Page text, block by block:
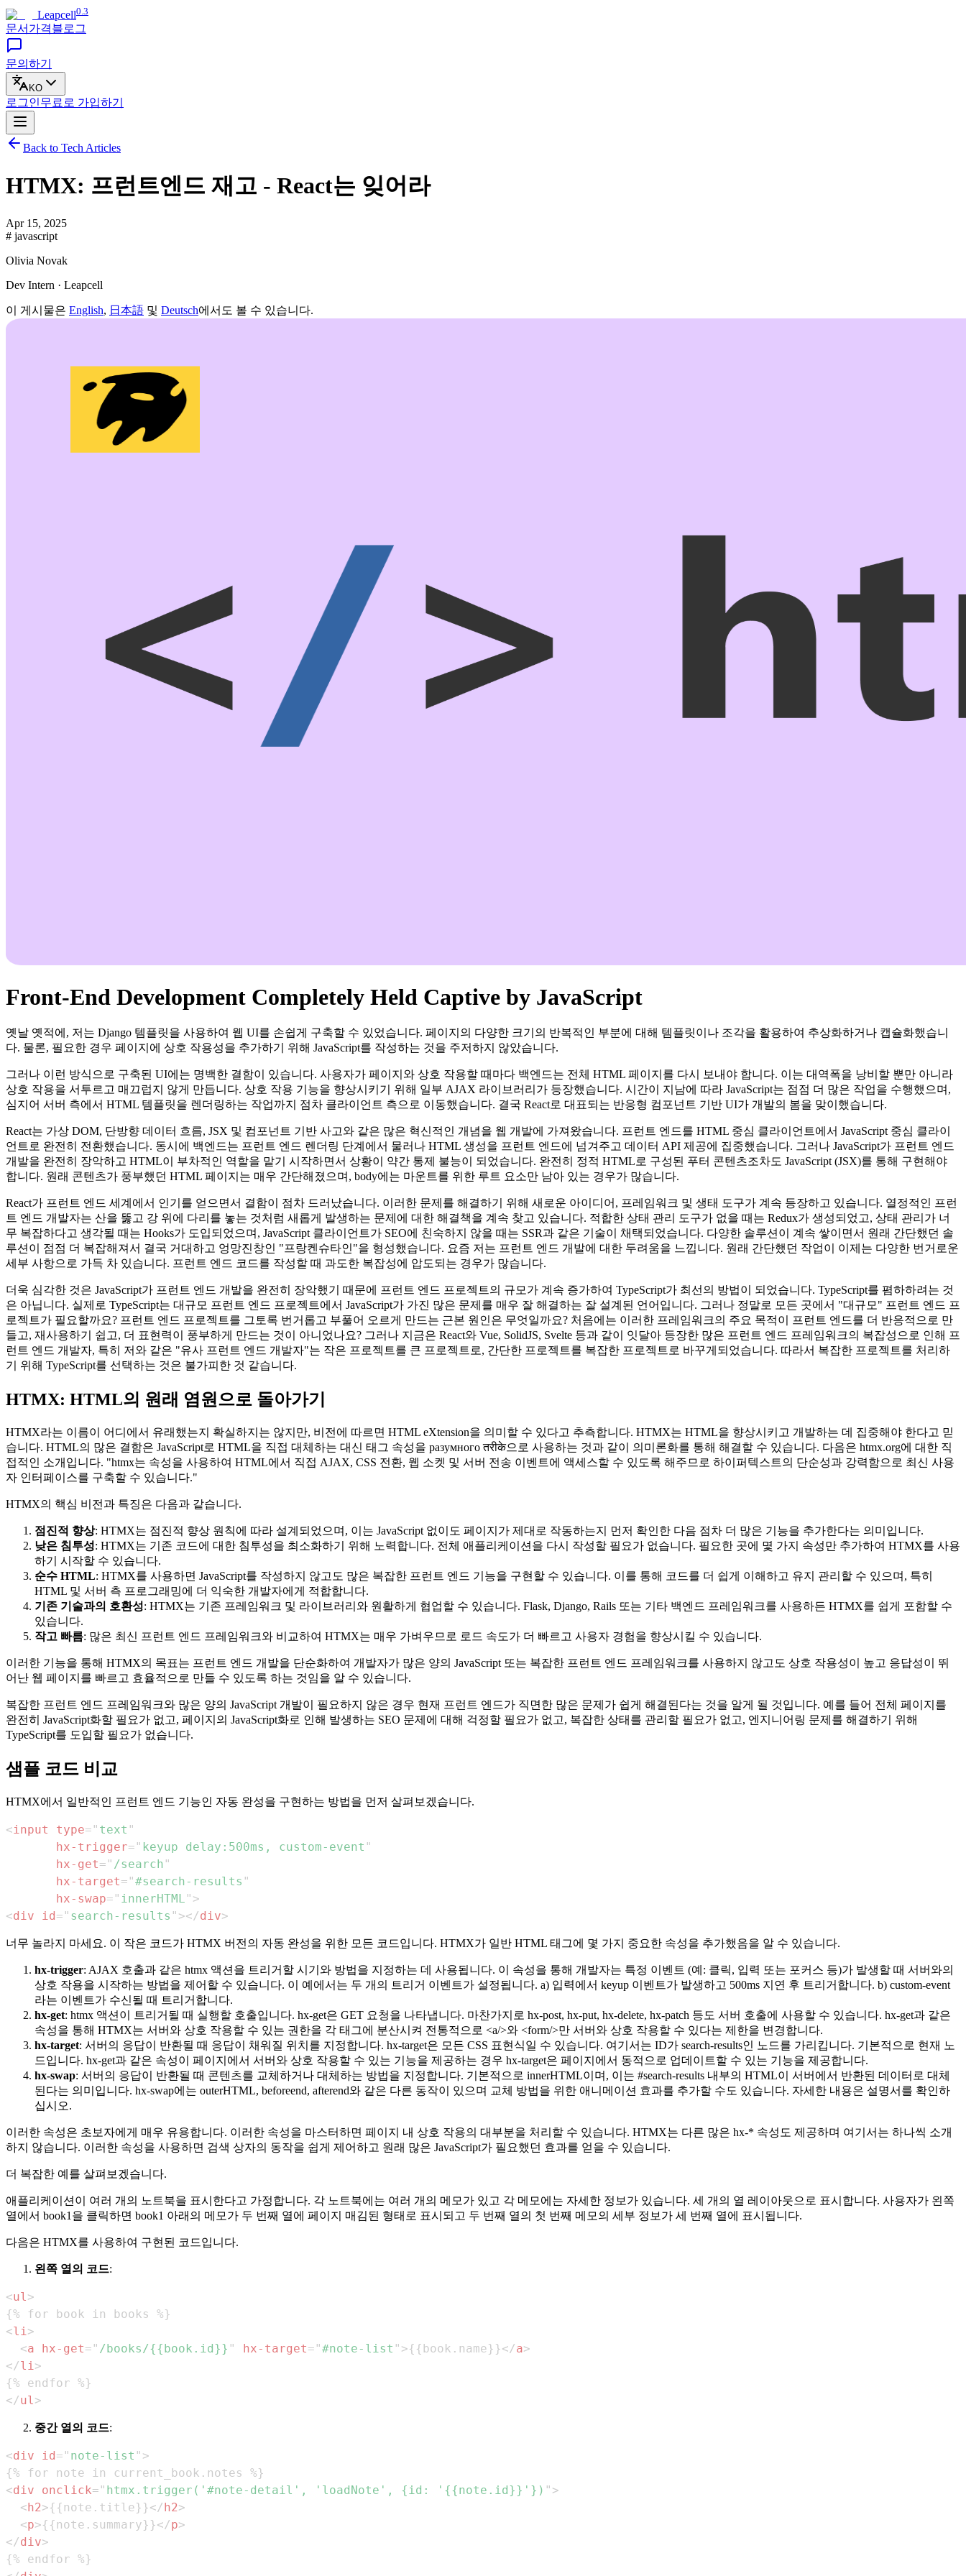
Leapcell0.3
문서 가격블로그
문의하기
KO
로그인무료로 가입하기
Back to Tech Articles
HTMX: 프런트엔드 재고 - React는 잊어라
Apr 15, 2025
# javascript
Olivia Novak
Dev Intern · Leapcell
이 게시물은 English, 日本語 및 Deutsch에서도 볼 수 있습니다.
Front-End Development Completely Held Captive by JavaScript
옛날 옛적에, 저는 Django 템플릿을 사용하여 웹 UI를 손쉽게 구축할 수 있었습니다. 페이지의 다양한 크기의 반복적인 부분에 대해 템플릿이나 조각을 활용하여 추상화하거나 캡슐화했습니
다. 물론, 필요한 경우 페이지에 상호 작용성을 추가하기 위해 JavaScript를 작성하는 것을 주저하지 않았습니다.
그러나 이런 방식으로 구축된 UI에는 명백한 결함이 있습니다. 사용자가 페이지와 상호 작용할 때마다 백엔드는 전체 HTML 페이지를 다시 보내야 합니다. 이는 대역폭을 낭비할 뿐만 아니라
상호 작용을 서투르고 매끄럽지 않게 만듭니다. 상호 작용 기능을 향상시키기 위해 일부 AJAX 라이브러리가 등장했습니다. 시간이 지남에 따라 JavaScript는 점점 더 많은 작업을 수행했으며,
심지어 서버 측에서 HTML 템플릿을 렌더링하는 작업까지 점차 클라이언트 측으로 이동했습니다. 결국 React로 대표되는 반응형 컴포넌트 기반 UI가 개발의 봄을 맞이했습니다.
React는 가상 DOM, 단방향 데이터 흐름, JSX 및 컴포넌트 기반 사고와 같은 많은 혁신적인 개념을 웹 개발에 가져왔습니다. 프런트 엔드를 HTML 중심 클라이언트에서 JavaScript 중심 클라이
언트로 완전히 전환했습니다. 동시에 백엔드는 프런트 엔드 렌더링 단계에서 물러나 HTML 생성을 프런트 엔드에 넘겨주고 데이터 API 제공에 집중했습니다. 그러나 JavaScript가 프런트 엔드
개발을 완전히 장악하고 HTML이 부차적인 역할을 맡기 시작하면서 상황이 약간 통제 불능이 되었습니다. 완전히 정적 HTML로 구성된 푸터 콘텐츠조차도 JavaScript (JSX)를 통해 구현해야
합니다. 원래 콘텐츠가 풍부했던 HTML 페이지는 매우 간단해졌으며, body에는 마운트를 위한 루트 요소만 남아 있는 경우가 많습니다.
React가 프런트 엔드 세계에서 인기를 얻으면서 결함이 점차 드러났습니다. 이러한 문제를 해결하기 위해 새로운 아이디어, 프레임워크 및 생태 도구가 계속 등장하고 있습니다. 열정적인 프런
트 엔드 개발자는 산을 뚫고 강 위에 다리를 놓는 것처럼 새롭게 발생하는 문제에 대한 해결책을 계속 찾고 있습니다. 적합한 상태 관리 도구가 없을 때는 Redux가 생성되었고, 상태 관리가 너
무 복잡하다고 생각될 때는 Hooks가 도입되었으며, JavaScript 클라이언트가 SEO에 친숙하지 않을 때는 SSR과 같은 기술이 채택되었습니다. 다양한 솔루션이 계속 쌓이면서 원래 간단했던 솔
루션이 점점 더 복잡해져서 결국 거대하고 엉망진창인 "프랑켄슈타인"을 형성했습니다. 요즘 저는 프런트 엔드 개발에 대한 두려움을 느낍니다. 원래 간단했던 작업이 이제는 다양한 번거로운
세부 사항으로 가득 차 있습니다. 프런트 엔드 코드를 작성할 때 과도한 복잡성에 압도되는 경우가 많습니다.
더욱 심각한 것은 JavaScript가 프런트 엔드 개발을 완전히 장악했기 때문에 프런트 엔드 프로젝트의 규모가 계속 증가하여 TypeScript가 최선의 방법이 되었습니다. TypeScript를 폄하하려는 것
은 아닙니다. 실제로 TypeScript는 대규모 프런트 엔드 프로젝트에서 JavaScript가 가진 많은 문제를 매우 잘 해결하는 잘 설계된 언어입니다. 그러나 정말로 모든 곳에서 "대규모" 프런트 엔드 프
로젝트가 필요할까요? 프런트 엔드 프로젝트를 그토록 번거롭고 부풀어 오르게 만드는 근본 원인은 무엇일까요? 처음에는 이러한 프레임워크의 주요 목적이 프런트 엔드를 더 반응적으로 만
들고, 재사용하기 쉽고, 더 표현력이 풍부하게 만드는 것이 아니었나요? 그러나 지금은 React와 Vue, SolidJS, Svelte 등과 같이 잇달아 등장한 많은 프런트 엔드 프레임워크의 복잡성으로 인해 프
런트 엔드 개발자, 특히 저와 같은 "유사 프런트 엔드 개발자"는 작은 프로젝트를 큰 프로젝트로, 간단한 프로젝트를 복잡한 프로젝트로 바꾸게되었습니다. 따라서 복잡한 프로젝트를 처리하
기 위해 TypeScript를 선택하는 것은 불가피한 것 같습니다.
HTMX: HTML의 원래 염원으로 돌아가기
HTMX라는 이름이 어디에서 유래했는지 확실하지는 않지만, 비전에 따르면 HTML eXtension을 의미할 수 있다고 추측합니다. HTMX는 HTML을 향상시키고 개발하는 데 집중해야 한다고 믿
습니다. HTML의 많은 결함은 JavaScript로 HTML을 직접 대체하는 대신 태그 속성을 разумного तरीके으로 사용하는 것과 같이 의미론화를 통해 해결할 수 있습니다. 다음은 htmx.org에 대한 직
접적인 소개입니다. "htmx는 속성을 사용하여 HTML에서 직접 AJAX, CSS 전환, 웹 소켓 및 서버 전송 이벤트에 액세스할 수 있도록 해주므로 하이퍼텍스트의 단순성과 강력함으로 최신 사용
자 인터페이스를 구축할 수 있습니다."
HTMX의 핵심 비전과 특징은 다음과 같습니다.
점진적 향상: HTMX는 점진적 향상 원칙에 따라 설계되었으며, 이는 JavaScript 없이도 페이지가 제대로 작동하는지 먼저 확인한 다음 점차 더 많은 기능을 추가한다는 의미입니다.
낮은 침투성: HTMX는 기존 코드에 대한 침투성을 최소화하기 위해 노력합니다. 전체 애플리케이션을 다시 작성할 필요가 없습니다. 필요한 곳에 몇 가지 속성만 추가하여 HTMX를 사용
하기 시작할 수 있습니다.
순수 HTML: HTMX를 사용하면 JavaScript를 작성하지 않고도 많은 복잡한 프런트 엔드 기능을 구현할 수 있습니다. 이를 통해 코드를 더 쉽게 이해하고 유지 관리할 수 있으며, 특히
HTML 및 서버 측 프로그래밍에 더 익숙한 개발자에게 적합합니다.
기존 기술과의 호환성: HTMX는 기존 프레임워크 및 라이브러리와 원활하게 협업할 수 있습니다. Flask, Django, Rails 또는 기타 백엔드 프레임워크를 사용하든 HTMX를 쉽게 포함할 수
있습니다.
작고 빠름: 많은 최신 프런트 엔드 프레임워크와 비교하여 HTMX는 매우 가벼우므로 로드 속도가 더 빠르고 사용자 경험을 향상시킬 수 있습니다.
이러한 기능을 통해 HTMX의 목표는 프런트 엔드 개발을 단순화하여 개발자가 많은 양의 JavaScript 또는 복잡한 프런트 엔드 프레임워크를 사용하지 않고도 상호 작용성이 높고 응답성이 뛰
어난 웹 페이지를 빠르고 효율적으로 만들 수 있도록 하는 것임을 알 수 있습니다.
복잡한 프런트 엔드 프레임워크와 많은 양의 JavaScript 개발이 필요하지 않은 경우 현재 프런트 엔드가 직면한 많은 문제가 쉽게 해결된다는 것을 알게 될 것입니다. 예를 들어 전체 페이지를
완전히 JavaScript화할 필요가 없고, 페이지의 JavaScript화로 인해 발생하는 SEO 문제에 대해 걱정할 필요가 없고, 복잡한 상태를 관리할 필요가 없고, 엔지니어링 문제를 해결하기 위해
TypeScript를 도입할 필요가 없습니다.
샘플 코드 비교
HTMX에서 일반적인 프런트 엔드 기능인 자동 완성을 구현하는 방법을 먼저 살펴보겠습니다.
<input type= " text "
hx-trigger= " keyup delay:500ms, custom-event "
hx-get= " /search "
hx-target= "#search-results "
hx-swap= " innerHTML " >
<div id= " search-results " ></div>
너무 놀라지 마세요. 이 작은 코드가 HTMX 버전의 자동 완성을 위한 모든 코드입니다. HTMX가 일반 HTML 태그에 몇 가지 중요한 속성을 추가했음을 알 수 있습니다.
hx-trigger: AJAX 호출과 같은 htmx 액션을 트리거할 시기와 방법을 지정하는 데 사용됩니다. 이 속성을 통해 개발자는 특정 이벤트 (예: 클릭, 입력 또는 포커스 등)가 발생할 때 서버와의
상호 작용을 시작하는 방법을 제어할 수 있습니다. 이 예에서는 두 개의 트리거 이벤트가 설정됩니다. a) 입력에서 keyup 이벤트가 발생하고 500ms 지연 후 트리거합니다. b) custom-event
라는 이벤트가 수신될 때 트리거합니다.
hx-get: htmx 액션이 트리거될 때 실행할 호출입니다. hx-get은 GET 요청을 나타냅니다. 마찬가지로 hx-post, hx-put, hx-delete, hx-patch 등도 서버 호출에 사용할 수 있습니다. hx-get과 같은
속성을 통해 HTMX는 서버와 상호 작용할 수 있는 권한을 각 태그에 분산시켜 전통적으로 <a/>와 <form/>만 서버와 상호 작용할 수 있다는 제한을 변경합니다.
hx-target: 서버의 응답이 반환될 때 응답이 채워질 위치를 지정합니다. hx-target은 모든 CSS 표현식일 수 있습니다. 여기서는 ID가 search-results인 노드를 가리킵니다. 기본적으로 현재 노
드입니다. hx-get과 같은 속성이 페이지에서 서버와 상호 작용할 수 있는 기능을 제공하는 경우 hx-target은 페이지에서 동적으로 업데이트할 수 있는 기능을 제공합니다.
hx-swap: 서버의 응답이 반환될 때 콘텐츠를 교체하거나 대체하는 방법을 지정합니다. 기본적으로 innerHTML이며, 이는 #search-results 내부의 HTML이 서버에서 반환된 데이터로 대체
된다는 의미입니다. hx-swap에는 outerHTML, beforeend, afterend와 같은 다른 동작이 있으며 교체 방법을 위한 애니메이션 효과를 추가할 수도 있습니다. 자세한 내용은 설명서를 확인하
십시오.
이러한 속성은 초보자에게 매우 유용합니다. 이러한 속성을 마스터하면 페이지 내 상호 작용의 대부분을 처리할 수 있습니다. HTMX는 다른 많은 hx-* 속성도 제공하며 여기서는 하나씩 소개
하지 않습니다. 이러한 속성을 사용하면 검색 상자의 동작을 쉽게 제어하고 원래 많은 JavaScript가 필요했던 효과를 얻을 수 있습니다.
더 복잡한 예를 살펴보겠습니다.
애플리케이션이 여러 개의 노트북을 표시한다고 가정합니다. 각 노트북에는 여러 개의 메모가 있고 각 메모에는 자세한 정보가 있습니다. 세 개의 열 레이아웃으로 표시합니다. 사용자가 왼쪽
열에서 book1을 클릭하면 book1 아래의 메모가 두 번째 열에 페이지 매김된 형태로 표시되고 두 번째 열의 첫 번째 메모의 세부 정보가 세 번째 열에 표시됩니다.
다음은 HTMX를 사용하여 구현된 코드입니다.
왼쪽 열의 코드:
<ul >
<li >
<a hx-get= " /books/{{book.id}} " hx-target= "#note-list " >{{book.name}}</a>
</li >
</ul >
중간 열의 코드:
<div id= " note-list " >
<div onclick= " htmx . trigger ( '#note-detail' , 'loadNote' , { id : '{{note.id}}' } ) " >
<h2>{{note.title}}</h2>
<p>{{note.summary}}</p>
</div>